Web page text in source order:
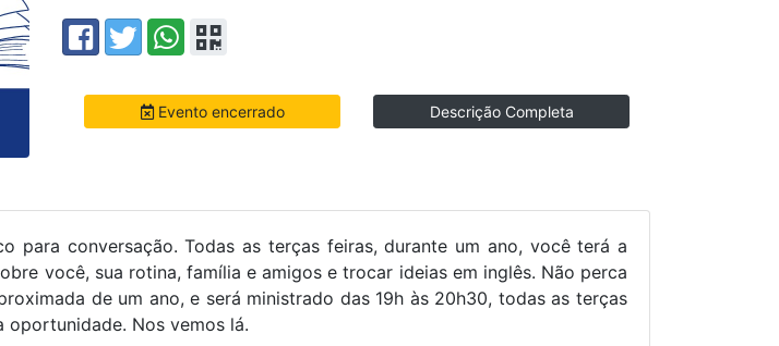
Evento encerrado Descrição Completa
para conversação. Todas as terças feiras, durante um ano, você terá a
você, sua rotina, família e amigos e trocar ideias em inglês. Não perca
de um ano, e será ministrado das 19h às 20h30, todas as terças
oportunidade. Nos vemos lá.